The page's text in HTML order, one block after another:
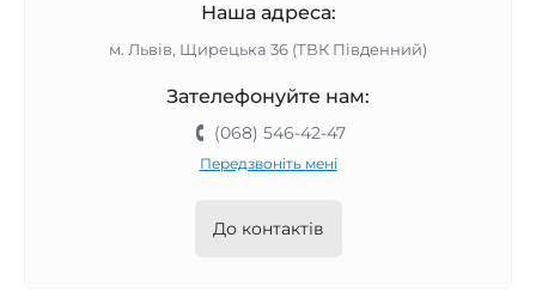
Наша адреса:
м. Львів, Щирецька 36 (ТВК Південний)
Зателефонуйте нам:
(068) 546-42-47
Передзвоніть мені
До контактів